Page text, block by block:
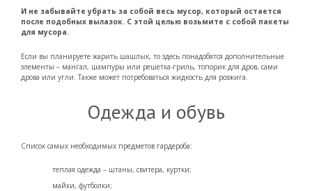
И не забывайте убрать за собой весь мусор, который остается
после подобных вылазок. С этой целью возьмите с собой пакеты
для мусора.
Если вы планируете жарить шашлык, то здесь понадобятся дополнительные
элементы – мангал, шампуры или решетка-гриль, топорик для дров, сами
дрова или угли. Также может потребоваться жидкость для розжига.
Одежда и обувь
Список самых необходимых предметов гардероба:
теплая одежда – штаны, свитера, куртки;
майки, футболки;